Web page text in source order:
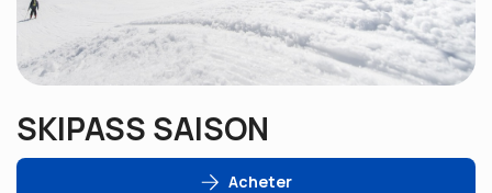
SKIPASS SAISON
Acheter